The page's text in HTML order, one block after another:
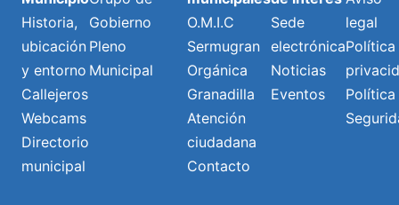
Historia,
ubicación
y entorno
Callejeros
Webcams
Directorio
municipal
Gobierno
Pleno
Municipal
O.M.I.C
Sermugran
Orgánica
Granadilla
Atención
ciudadana
Contacto
Sede
electrónica
Noticias
Eventos
legal
Política
Política